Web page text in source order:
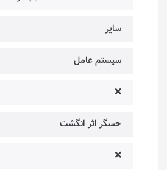
سایر
سیستم عامل
❌
حسگر اثر انگشت
❌